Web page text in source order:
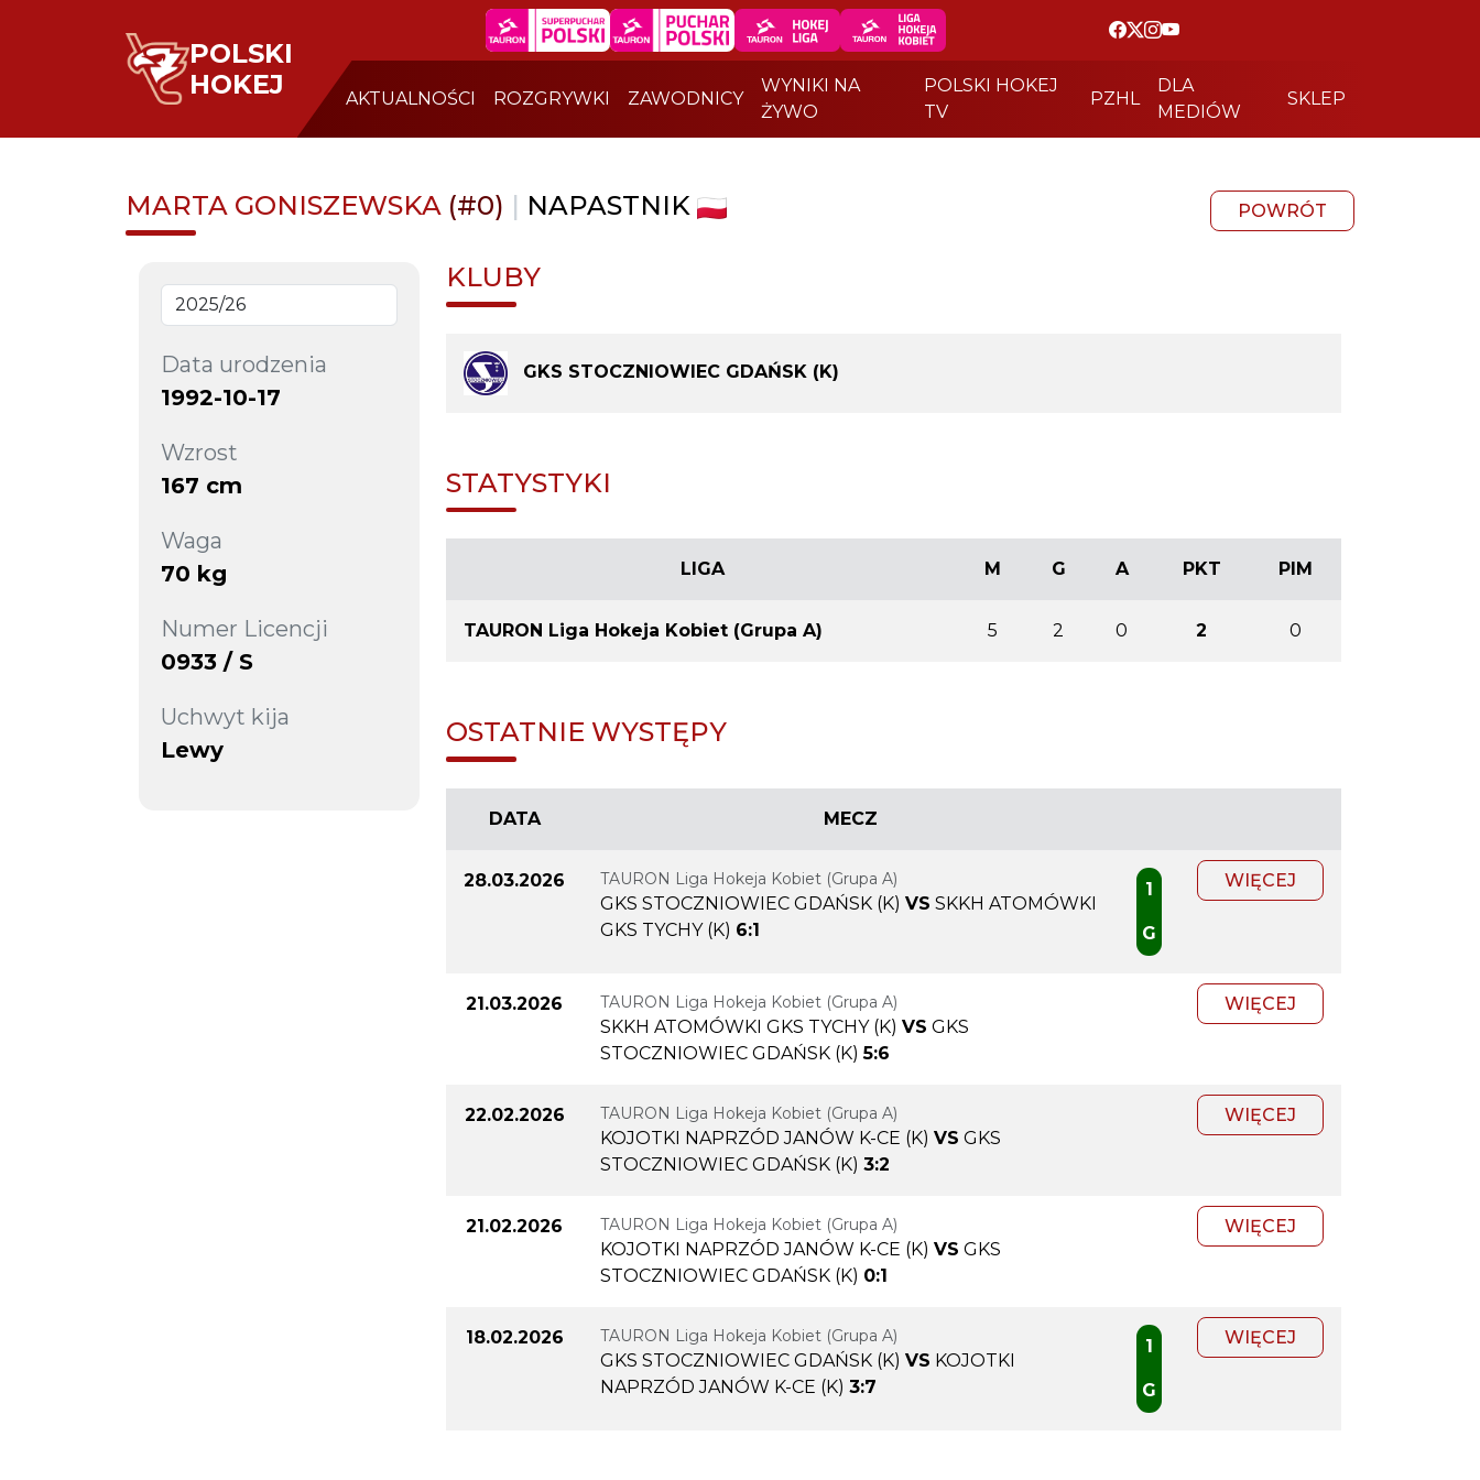
POLSKI
HOKEJ
AKTUALNOŚCI ROZGRYWKI ZAWODNICY
WYNIKI NA
ŻYWO
POLSKI HOKEJ
TV
PZHL
DLA
MEDIÓW
SKLEP
MARTA GONISZEWSKA (#0) | NAPASTNIK POWRÓT
Data urodzenia
1992-10-17
Wzrost
167 cm
Waga
70 kg
Numer Licencji
0933 / S
Uchwyt kija
Lewy
KLUBY
GKS STOCZNIOWIEC GDAŃSK (K)
STATYSTYKI
LIGA M G A PKT PIM
TAURON Liga Hokeja Kobiet (Grupa A) 5 2 0 2 0
OSTATNIE WYSTĘPY
DATA MECZ
28.03.2026 TAURON Liga Hokeja Kobiet (Grupa A)
GKS STOCZNIOWIEC GDAŃSK (K) VS SKKH ATOMÓWKI
GKS TYCHY (K) 6:1
1
G
WIĘCEJ
21.03.2026 TAURON Liga Hokeja Kobiet (Grupa A)
SKKH ATOMÓWKI GKS TYCHY (K) VS GKS
STOCZNIOWIEC GDAŃSK (K) 5:6
WIĘCEJ
22.02.2026 TAURON Liga Hokeja Kobiet (Grupa A)
KOJOTKI NAPRZÓD JANÓW K-CE (K) VS GKS
STOCZNIOWIEC GDAŃSK (K) 3:2
WIĘCEJ
21.02.2026 TAURON Liga Hokeja Kobiet (Grupa A)
KOJOTKI NAPRZÓD JANÓW K-CE (K) VS GKS
STOCZNIOWIEC GDAŃSK (K) 0:1
WIĘCEJ
18.02.2026 TAURON Liga Hokeja Kobiet (Grupa A)
GKS STOCZNIOWIEC GDAŃSK (K) VS KOJOTKI
NAPRZÓD JANÓW K-CE (K) 3:7
1
G
WIĘCEJ